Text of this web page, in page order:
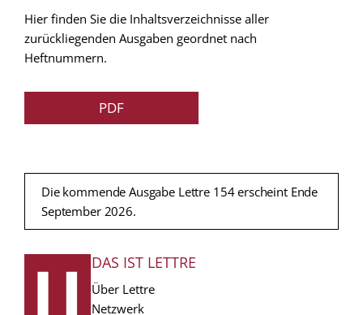
Hier finden Sie die Inhaltsverzeichnisse aller
zurückliegenden Ausgaben geordnet nach
Heftnummern.
PDF
Die kommende Ausgabe Lettre 154 erscheint Ende
September 2026.
FUSSZEILE
DAS IST LETTRE
Über Lettre
Netzwerk